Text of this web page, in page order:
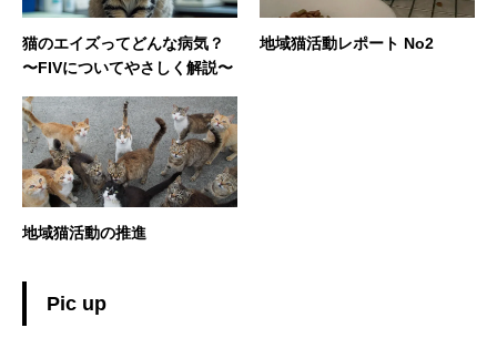
猫のエイズってどんな病気？
〜FIVについてやさしく解説〜
地域猫活動レポート No2
地域猫活動の推進
Pic up